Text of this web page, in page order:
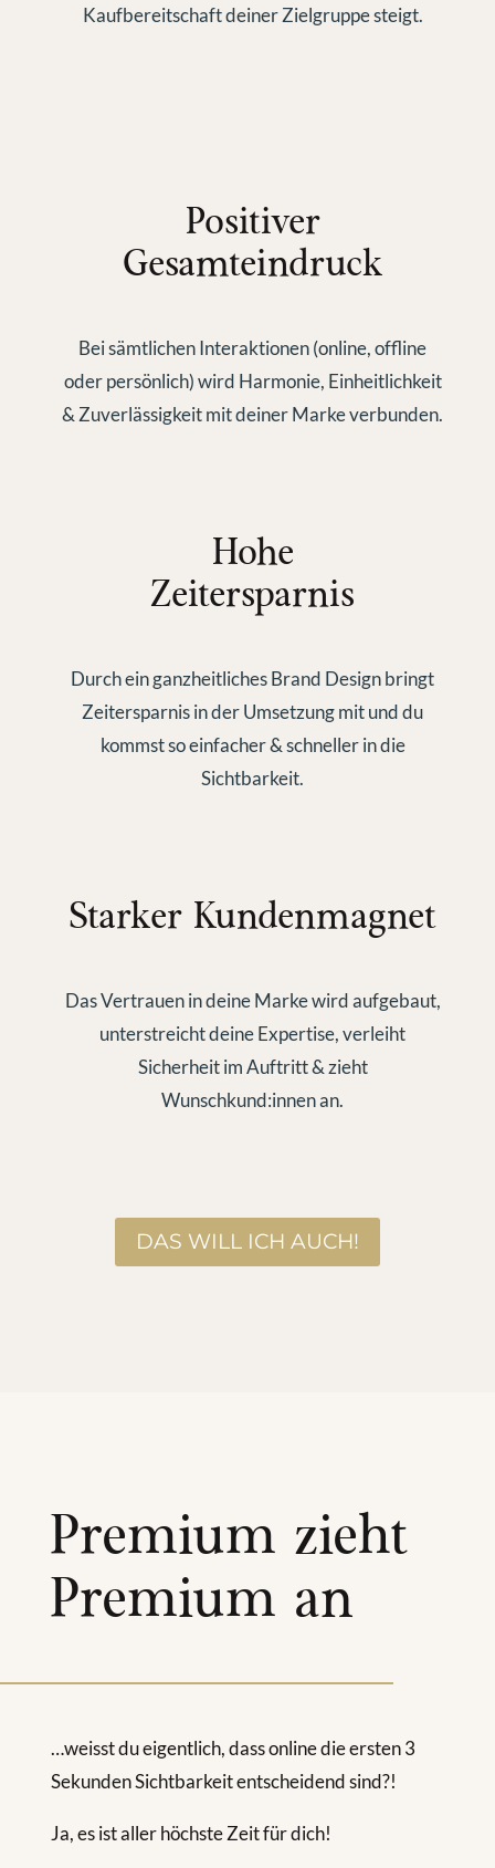
Kaufbereitschaft deiner Zielgruppe steigt.
Positiver
Gesamteindruck
Bei sämtlichen Interaktionen (online, offline
oder persönlich) wird Harmonie, Einheitlichkeit
& Zuverlässigkeit mit deiner Marke verbunden.
Hohe
Zeitersparnis
Durch ein ganzheitliches Brand Design bringt
Zeitersparnis in der Umsetzung mit und du
kommst so einfacher & schneller in die
Sichtbarkeit.
Starker Kundenmagnet
Das Vertrauen in deine Marke wird aufgebaut,
unterstreicht deine Expertise, verleiht
Sicherheit im Auftritt & zieht
Wunschkund:innen an.
DAS WILL ICH AUCH!
Premium zieht
Premium an
…weisst du eigentlich, dass online die ersten 3
Sekunden Sichtbarkeit entscheidend sind?!
Ja, es ist aller höchste Zeit für dich!